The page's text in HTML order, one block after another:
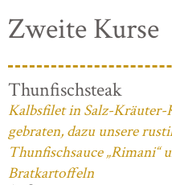
Zweite Kurse
Thunfischsteak
Kalbsfilet in Salz-Kräuter-
gebraten, dazu unsere
Thunfischsauce „Rimani“
Bratkartoffeln